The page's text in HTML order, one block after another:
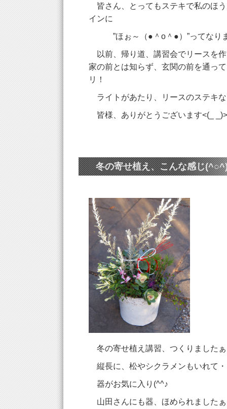
皆さん、とってもステキで私のほ
インに
”ほぉ～（●＾o＾●）”ってなり
以前、帰り道、講習会でリースを
家の前とは知らず、玄関の前を通っ
リ！
ライトがあたり、リースのステキ
皆様、ありがとうございます<(_ _)>
冬の寄せ植え、こんな感じ
冬の寄せ植え講習、つくりました
縦長に、松やシクラメンもいれて
器がお気に入り(^^♪
山田さんにも器、ほめられました